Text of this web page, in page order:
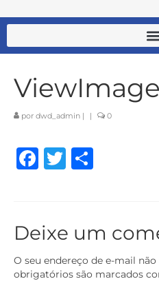
ViewImage
por dwd_admin | | 0
Facebook
Twitter
Deixe um
O seu endereço de e-mail não
obrigatórios são marcados